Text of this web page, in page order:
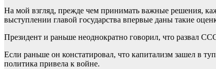
На мой взгляд, прежде чем принимать важные решения,
выступлении главой государства впервые даны такие
Президент и раньше неоднократно говорил, что развал
Если раньше он констатировал, что капитализм зашел в
политика привела к войне.